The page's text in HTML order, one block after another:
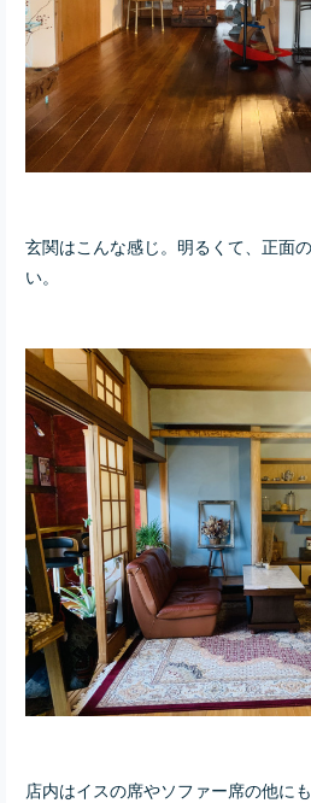
玄関はこんな感じ。明るくて、正面
い。
店内はイスの席やソファー席の他に